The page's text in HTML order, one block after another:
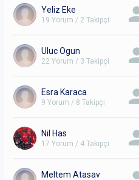
Yeliz Eke
19 Yorum / 2 Takipçi
Uluc Ogun
22 Yorum / 3 Takipçi
Esra Karaca
9 Yorum / 8 Takipçi
Nil Has
17 Yorum / 4 Takipçi
Meltem Atasav